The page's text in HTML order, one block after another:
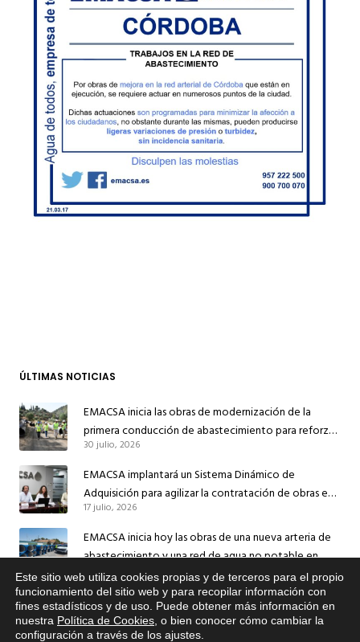
ÚLTIMAS NOTICIAS
EMACSA inicia las obras de modernización de la
primera conducción de abastecimiento para reforzar
el suministro de agua de Córdoba
30 julio, 2026
EMACSA implantará un Sistema Dinámico de
Adquisición para agilizar la contratación de obras en
sus redes e instalaciones
17 julio, 2026
EMACSA inicia hoy las obras de una nueva arteria de
abastecimiento y una red de agua no potable en
Ingeniero Ruiz de Azúa
13 julio, 2026
Caracterización ZA Córdoba Red Quemadas- 1ª Sem
2026
9 julio, 2026
Este sitio web utiliza cookies propias y de terceros para el propio
funcionamiento del sitio web y para recopilar información con
fines estadísticos y de uso. Puede obtener más información en
nuestra Política de Cookies , o bien conocer cómo cambiar la
configuración a través de los ajustes
Si tiene cualquier duda sobre
EMACSA, haga click abajo.